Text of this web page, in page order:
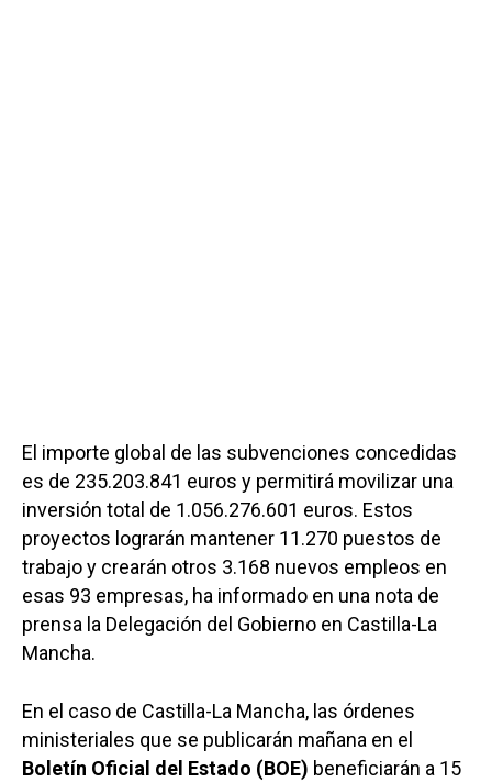
El importe global de las subvenciones concedidas
es de 235.203.841 euros y permitirá movilizar una
inversión total de 1.056.276.601 euros. Estos
proyectos lograrán mantener 11.270 puestos de
trabajo y crearán otros 3.168 nuevos empleos en
esas 93 empresas, ha informado en una nota de
prensa la Delegación del Gobierno en Castilla-La
Mancha.
En el caso de Castilla-La Mancha, las órdenes
ministeriales que se publicarán mañana en el
Boletín Oficial del Estado (BOE) beneficiarán a 15